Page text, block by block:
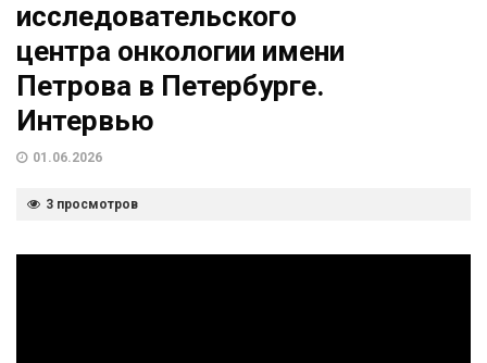
исследовательского
центра онкологии имени
Петрова в Петербурге.
Интервью
01.06.2026
3 просмотров